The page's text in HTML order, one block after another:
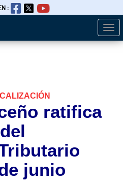
:
ratifica
junio